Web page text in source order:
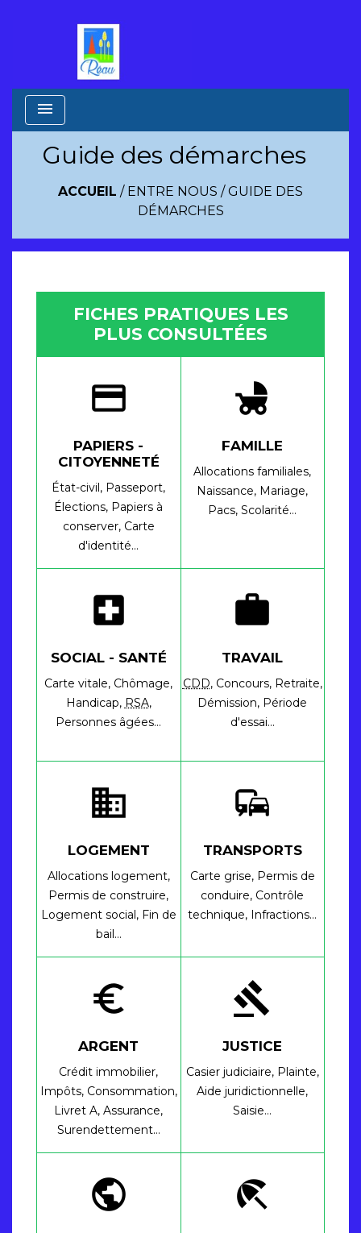
menu
Guide des démarches
ACCUEIL / ENTRE NOUS /GUIDE DES
DÉMARCHES
FICHES PRATIQUES LES
PLUS CONSULTÉES
credit_card
PAPIERS -
CITOYENNETÉ
État-civil, Passeport,
Élections, Papiers à
conserver, Carte
d'identité…
child_friendly
FAMILLE
Allocations familiales,
Naissance, Mariage,
Pacs,Scolarité…
local_hospital
SOCIAL - SANTÉ
Carte vitale, Chômage,
Handicap, RSA,
Personnes âgées…
work
TRAVAIL
CDD, Concours, Retraite,
Démission, Période
d'essai…
domain
LOGEMENT
Allocations logement,
Permis de construire,
Logement social, Fin de
bail…
commute
TRANSPORTS
Carte grise, Permis de
conduire, Contrôle
technique, Infractions…
euro_symbol
ARGENT
Crédit immobilier,
Impôts, Consommation,
Livret A,Assurance,
Surendettement…
gavel
JUSTICE
Casier judiciaire, Plainte,
Aide juridictionnelle,
Saisie…
public beach_access